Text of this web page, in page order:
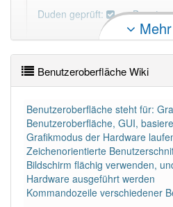
Duden geprüft:
Wortversion:seltener auch
PowerIndex:29
Häufigkeit: 4 von 10
Wörter mit Endung-
Mehr
Benutzeroberfläche Wiki
Benutzeroberfläche steht für:
Benutzeroberfläche, GUI,
Grafikmodus der Hardware
Zeichenorientierte
Bildschirm flächig verwenden,
Hardware ausgeführt werden
Kommandozeile verschiedener